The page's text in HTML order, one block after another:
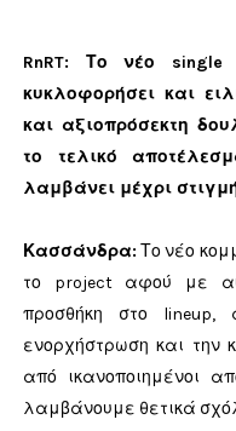
RnRT: Το νέο
κυκλοφορήσει και
και αξιοπρόσεκτη
το τελικό
λαμβάνει μέχρι
Κασσάνδρα: Το νέο
το project αφού με
προσθήκη στο
ενορχήστρωση και την
από ικανοποιημένοι
λαμβάνουμε θετικά